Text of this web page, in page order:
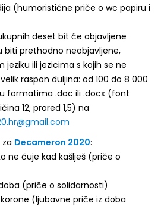
priče o wc papiru i
deset bit će objavljene
biti prethodno neobjavljene,
jeziku ili jezicima s kojih se ne
raspon duljina: od 100 do 8 000
formatima .doc ili .docx (font
12, prored 1,5) na
Decameron 2020:
čuje kad kašlješ (priče o
(priče o solidarnosti)
(ljubavne priče iz doba